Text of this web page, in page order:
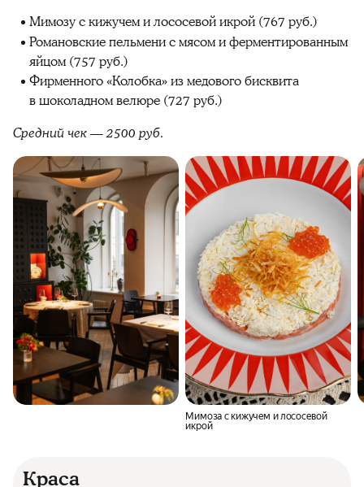
Мимозу с кижучем и лососевой икрой (767 руб.)
Романовские пельмени с мясом и ферментированным
яйцом (757 руб.)
Фирменного «Колобка» из медового бисквита
в шоколадном велюре (727 руб.)
Средний чек — 2500 руб.
Мимоза с кижучем и лососевой
икрой
Краса